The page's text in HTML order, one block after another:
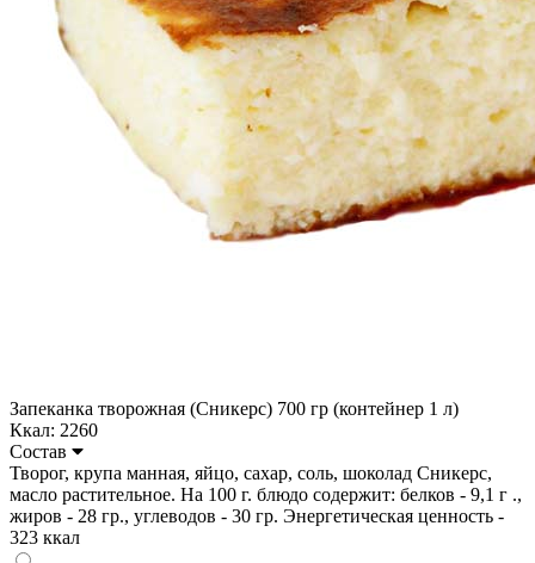
Запеканка творожная (Сникерс) 700 гр (контейнер 1 л)
Ккал: 2260
Состав
Творог, крупа манная, яйцо, сахар, соль, шоколад Сникерс,
масло растительное. На 100 г. блюдо содержит: белков - 9,1 г .,
жиров - 28 гр., углеводов - 30 гр. Энергетическая ценность -
323 ккал